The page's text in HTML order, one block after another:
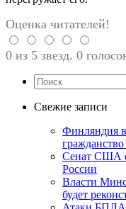
Оценка читателей!
0 из 5 звезд. 0
Свежие записи
Финляндия
гражданство
Сенат США
России
Власти
будет